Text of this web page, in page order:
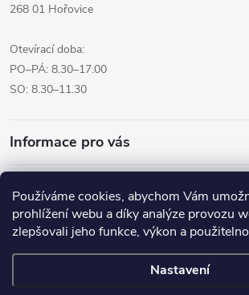
Používáme cookies, abychom Vám
prohlížení webu a díky analýze provozu
zlepšovali jeho funkce, výkon a
Nastavení
268 01 Hořovice
Otevírací doba:
PO–PÁ: 8.30–17.00
SO: 8.30–11.30
Informace pro vás
Přijímáme online platby